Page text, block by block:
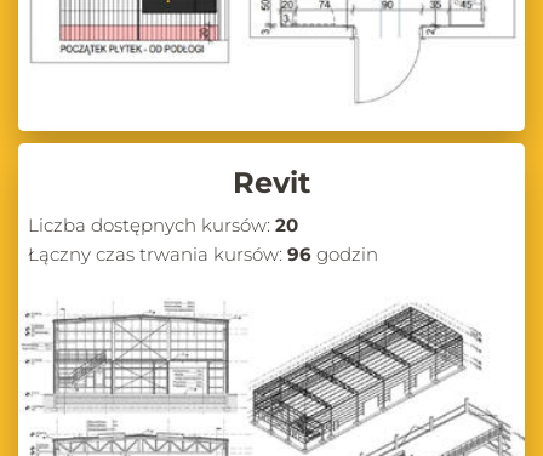
Revit
Liczba dostępnych kursów: 20
Łączny czas trwania kursów: 96 godzin